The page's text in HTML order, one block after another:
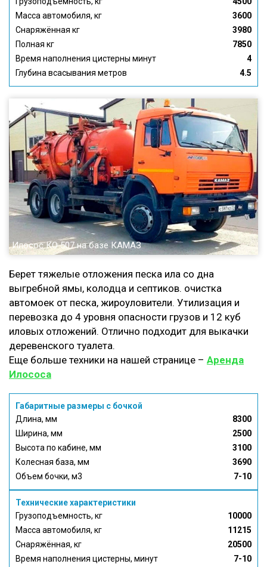
Масса автомобиля, кг
3600
Снаряжённая кг
3980
Полная кг
7850
Время наполнения цистерны минут
4
Глубина всасывания метров
4.5
Илосос КО 507 на базе КАМАЗ
Берет тяжелые отложения песка ила со дна
выгребной ямы, колодца и септиков. очистка
автомоек от песка, жироуловители. Утилизация и
перевозка до 4 уровня опасности грузов и 12 куб
иловых отложений. Отлично подходит для выкачки
деревенского туалета.
Еще больше техники на нашей странице – Аренда
Илососа
Габаритные размеры с бочкой
Длина, мм
8300
Ширина, мм
2500
Высота по кабине, мм
3100
Колесная база, мм
3690
Объем бочки, м3
7-10
Технические характеристики
Грузоподъемность, кг
10000
Масса автомобиля, кг
11215
Снаряжённая, кг
20500
Время наполнения цистерны, минут
7-10